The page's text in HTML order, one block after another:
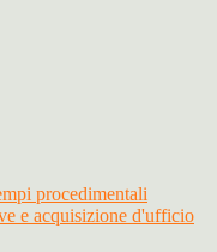
procedimentali
e acquisizione d'ufficio